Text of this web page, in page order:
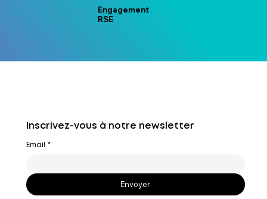
Inscrivez-vous à notre newsletter
Email *
Envoyer
Engagement
RSE